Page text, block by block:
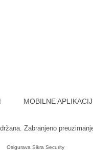
MOBILNE
Zabranjeno
Osigurava Sikra Security